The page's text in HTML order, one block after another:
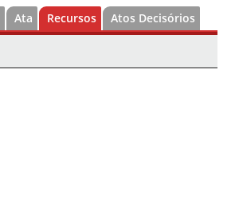
Ata Recursos Atos Decisórios